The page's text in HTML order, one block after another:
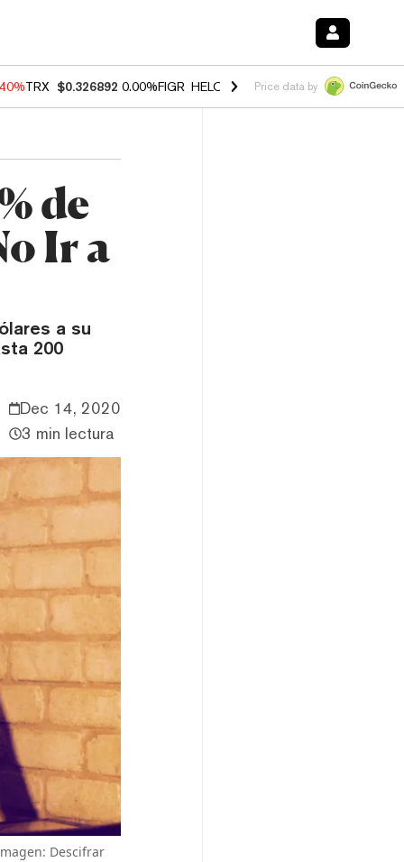
TRX $0.326892 0.00%FIGR_HELOC $1.035 1.50% HYPE $55.65
Price data by
de
Ir a
a su
200
Dec 14, 2020
3 min lectura
Descifrar